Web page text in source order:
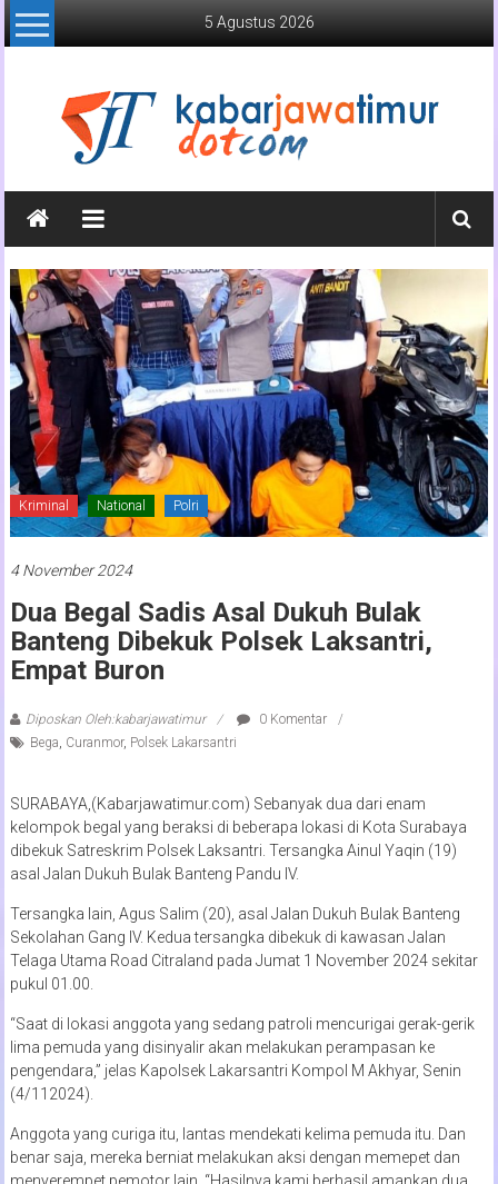
Lompat
ke
5 Agustus 2026
Kabar
Jawa
Timur
Media
Online
Jawa
Timur
Kriminal National Polri
4 November 2024
Dua Begal Sadis Asal Dukuh Bulak
Banteng Dibekuk Polsek Laksantri,
Empat Buron
Diposkan Oleh:kabarjawatimur
0 Komentar
Bega, Curanmor, Polsek Lakarsantri
SURABAYA,(Kabarjawatimur.com) Sebanyak dua dari enam
kelompok begal yang beraksi di beberapa lokasi di Kota Surabaya
dibekuk Satreskrim Polsek Laksantri. Tersangka Ainul Yaqin (19)
asal Jalan Dukuh Bulak Banteng Pandu IV.
Tersangka lain, Agus Salim (20), asal Jalan Dukuh Bulak Banteng
Sekolahan Gang IV. Kedua tersangka dibekuk di kawasan Jalan
Telaga Utama Road Citraland pada Jumat 1 November 2024 sekitar
pukul 01.00.
“Saat di lokasi anggota yang sedang patroli mencurigai gerak-gerik
lima pemuda yang disinyalir akan melakukan perampasan ke
pengendara,” jelas Kapolsek Lakarsantri Kompol M Akhyar, Senin
(4/112024).
Anggota yang curiga itu, lantas mendekati kelima pemuda itu. Dan
benar saja, mereka berniat melakukan aksi dengan memepet dan